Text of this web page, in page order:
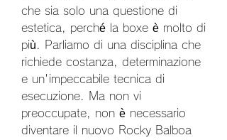
che sia solo una questione di
estetica, perché la boxe è molto di
più. Parliamo di una disciplina che
richiede costanza, determinazione
e un'impeccabile tecnica di
esecuzione. Ma non vi
preoccupate, non è necessario
diventare il nuovo Rocky Balboa